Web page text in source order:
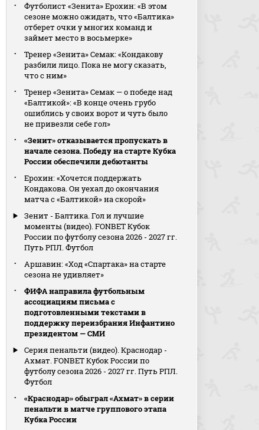
Футболист «Зенита» Ерохин: «В этом
сезоне можно ожидать, что «Балтика»
отберет очки у многих команд и
займет место в восьмерке»
Тренер «Зенита» Семак: «Кондакову
разбили лицо. Пока не могу сказать,
что с ним»
Тренер «Зенита» Семак — о победе над
«Балтикой»: «В конце очень грубо
ошиблись у своих ворот и чуть было
не привезли себе гол»
«Зенит» отказывается пропускать в
начале сезона. Победу на старте Кубка
России обеспечили дебютанты
Ерохин: «Хочется поддержать
Кондакова. Он уехал до окончания
матча с «Балтикой» на скорой»
Зенит - Балтика. Гол и лучшие
моменты (видео). FONBET Кубок
России по футболу сезона 2026 - 2027 гг.
Путь РПЛ. Футбол
Аршавин: «Ход «Спартака» на старте
сезона не удивляет»
ФИФА направила футбольным
ассоциациям письма с
подготовленными текстами в
поддержку переизбрания Инфантино
президентом — СМИ
Серия пенальти (видео). Краснодар -
Ахмат. FONBET Кубок России по
футболу сезона 2026 - 2027 гг. Путь РПЛ.
Футбол
«Краснодар» обыграл «Ахмат» в серии
пенальти в матче группового этапа
Кубка России